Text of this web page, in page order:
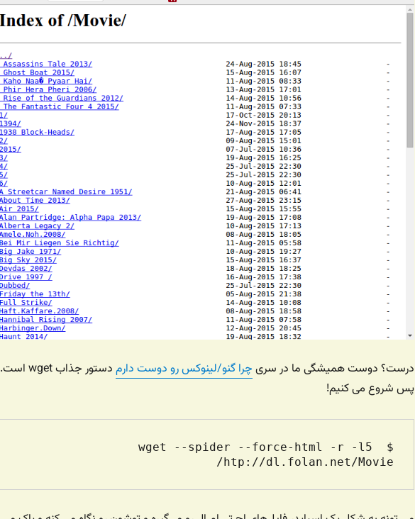
درست؟ دوست همیشگی ما در سری چرا گنو/لینوکس رو دوست دارم
دستور جذاب wget است.
پس شروع می کنیم!
$ wget --spider --force-html -r -l5
htp://dl.folan.net/Movie/